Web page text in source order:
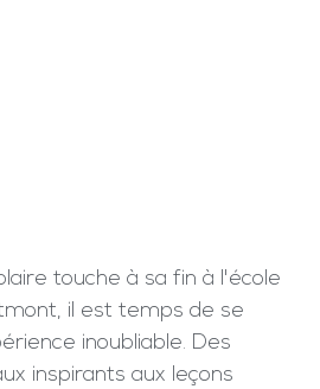
touche à sa fin à l'école
il est temps de se
inoubliable. Des
inspirants aux leçons